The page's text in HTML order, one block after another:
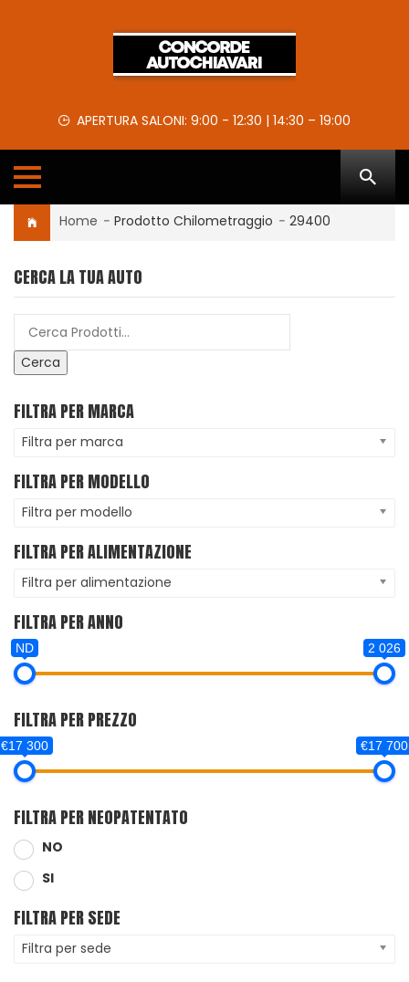
APERTURA SALONI: 9:00 - 12:30 | 14:30 – 19:00
Home - Prodotto Chilometraggio - 29400
CERCA LA TUA AUTO
Cerca
FILTRA PER MARCA
Filtra per marca
FILTRA PER MODELLO
Filtra per modello
FILTRA PER ALIMENTAZIONE
Filtra per alimentazione
FILTRA PER ANNO
ND 2 026
FILTRA PER PREZZO
€17 300 €17 700
FILTRA PER NEOPATENTATO
NO
SI
FILTRA PER SEDE
Filtra per sede